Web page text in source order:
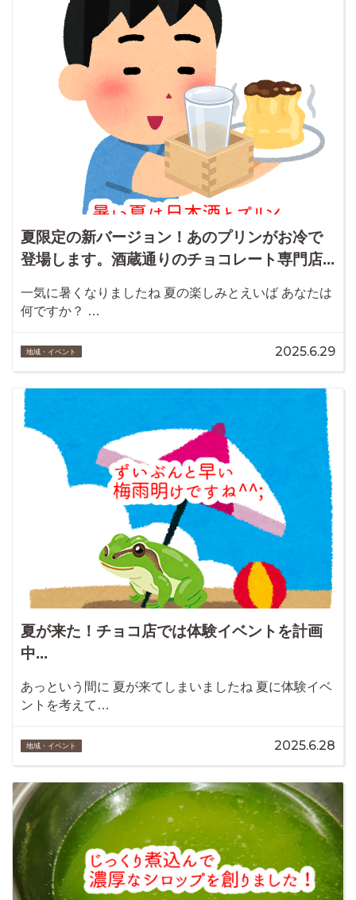
夏限定の新バージョン！あのプリンがお冷で
登場します。酒蔵通りのチョコレート専門店...
一気に暑くなりましたね 夏の楽しみとえいば あなたは
何ですか？ …
地域・イベント 2025.6.29
夏が来た！チョコ店では体験イベントを計画
中...
あっという間に 夏が来てしまいましたね 夏に体験イベ
ントを考えて…
地域・イベント 2025.6.28